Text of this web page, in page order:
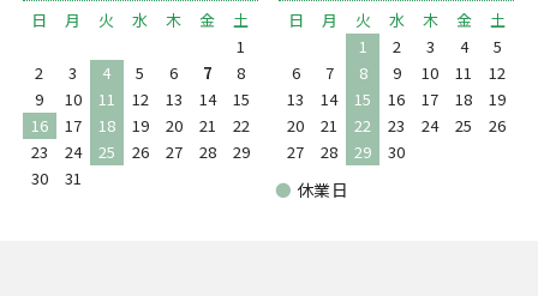
日 月 火 水 木 金
土
1
2
3 4 5 6 7
8
9
10 11 12 13 14
15
16
17 18 19 20 21
22
23
24 25 26 27 28
29
30
31
日 月 火 水 木 金
土
1
2 3 4
5
6
7 8 9 10 11
12
13
14 15 16 17 18
19
20
21 22 23 24 25
26
27
28 29 30
● 休業日